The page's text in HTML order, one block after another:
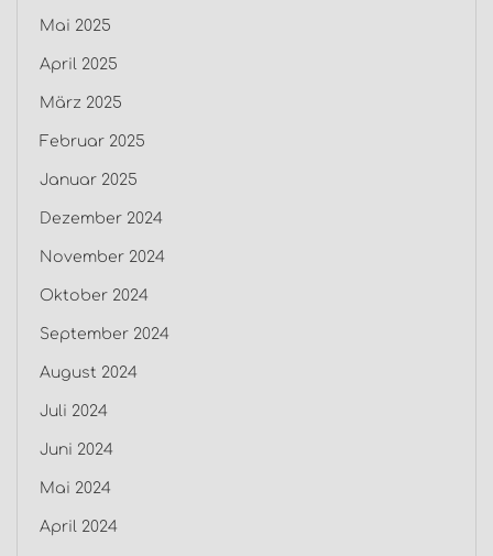
Mai 2025
April 2025
März 2025
Februar 2025
Januar 2025
Dezember 2024
November 2024
Oktober 2024
September 2024
August 2024
Juli 2024
Juni 2024
Mai 2024
April 2024